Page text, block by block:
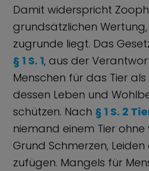
Damit widerspricht
grundsätzlichen
zugrunde liegt. Das
§ 1 S. 1, aus der
Menschen für das Tier
dessen Leben und
schützen. Nach § 1 S. 2
niemand einem Tier
Grund Schmerzen,
zufügen. Mangels für